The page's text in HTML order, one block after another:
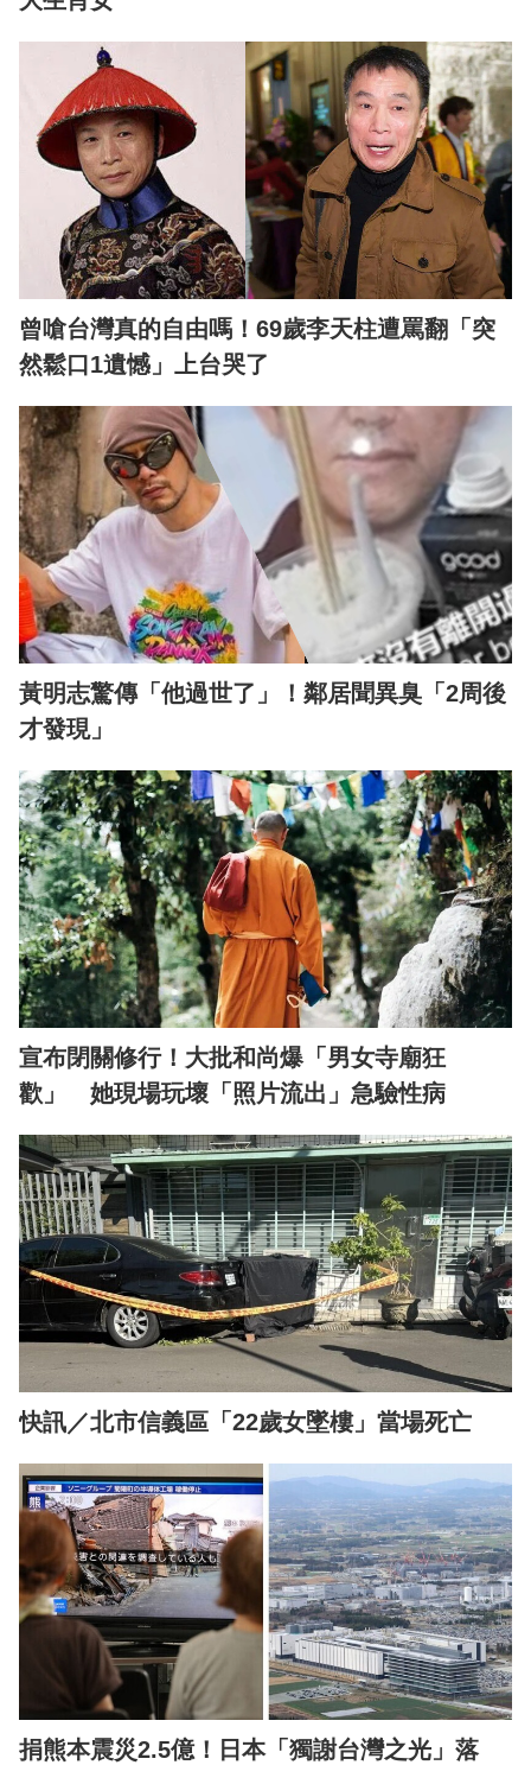
曾嗆台灣真的自由嗎！69歲李天柱遭罵翻「突
然鬆口1遺憾」上台哭了
黃明志驚傳「他過世了」！鄰居聞異臭「2周後
才發現」
宣布閉關修行！大批和尚爆「男女寺廟狂
歡」 她現場玩壞「照片流出」急驗性病
快訊／北市信義區「22歲女墜樓」當場死亡
捐熊本震災2.5億！日本「獨謝台灣之光」落